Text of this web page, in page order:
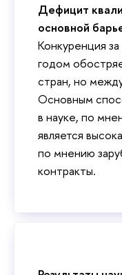
Дефицит
основной
Конкуренция
годом
стран, но
Основным
в науке, по
является
по мнению
контракты.